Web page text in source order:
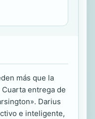
más que la
entrega de
Darius
e inteligente,